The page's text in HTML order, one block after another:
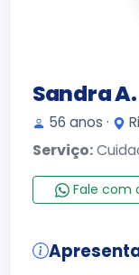
Sandra A.
56 anos ·
Serviço:
Fale com